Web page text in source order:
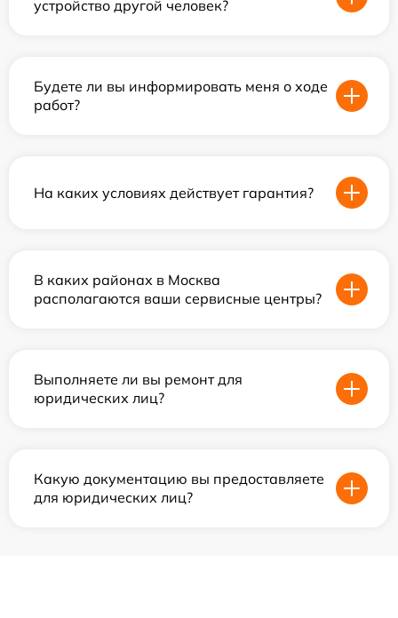
устройство другой человек?
Будете ли вы информировать меня о ходе
работ?
На каких условиях действует гарантия?
В каких районах в Москва
располагаются ваши сервисные центры?
Выполняете ли вы ремонт для
юридических лиц?
Какую документацию вы предоставляете
для юридических лиц?